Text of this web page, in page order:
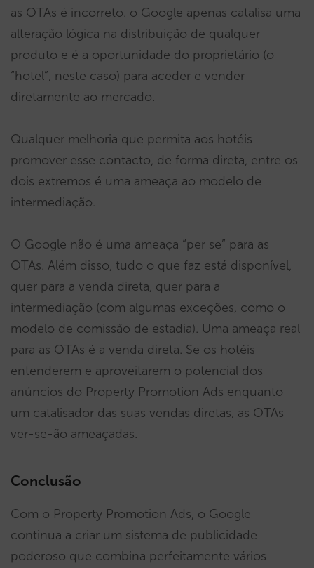
as OTAs é incorreto. o Google apenas catalisa uma
alteração lógica na distribuição de qualquer
produto e é a oportunidade do proprietário (o
“hotel”, neste caso) para aceder e vender
diretamente ao mercado.
Qualquer melhoria que permita aos hotéis
promover esse contacto, de forma direta, entre os
dois extremos é uma ameaça ao modelo de
intermediação.
O Google não é uma ameaça “per se” para as
OTAs. Além disso, tudo o que faz está disponível,
quer para a venda direta, quer para a
intermediação (com algumas exceções, como o
modelo de comissão de estadia). Uma ameaça real
para as OTAs é a venda direta. Se os hotéis
entenderem e aproveitarem o potencial dos
anúncios do Property Promotion Ads enquanto
um catalisador das suas vendas diretas, as OTAs
ver-se-ão ameaçadas.
Conclusão
Com o Property Promotion Ads, o Google
continua a criar um sistema de publicidade
poderoso que combina perfeitamente vários